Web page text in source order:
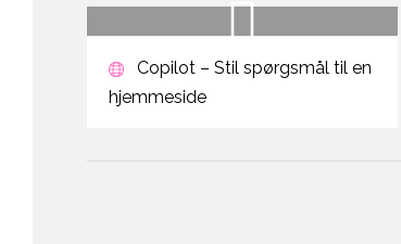
Copilot – Stil spørgsmål til en
hjemmeside